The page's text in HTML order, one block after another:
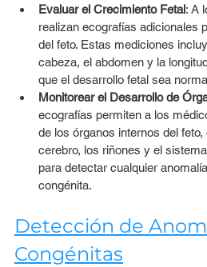
Evaluar el Crecimiento Fetal: A
realizan ecografías adicionales
del feto. Estas mediciones
cabeza, el abdomen y la
que el desarrollo fetal sea
Monitorear el Desarrollo de
ecografías permiten a los
de los órganos internos del
cerebro, los riñones y el
para detectar cualquier
congénita.
Detección de
Congénitas